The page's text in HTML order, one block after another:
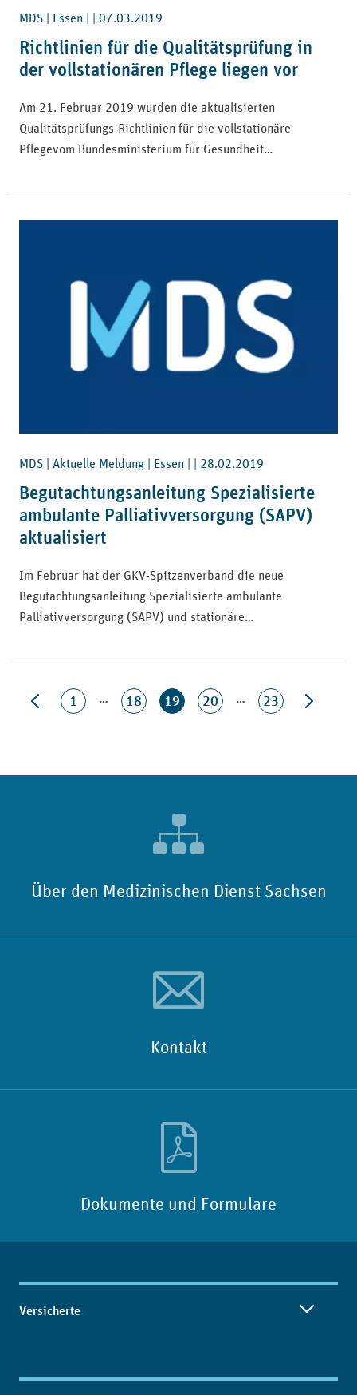
MDS | Essen | | 07.03.2019
Richtlinien für die Qualitätsprüfung in
der vollstationären Pflege liegen vor
Am 21. Februar 2019 wurden die aktualisierten
Qualitätsprüfungs-Richtlinien für die vollstationäre
Pflegevom Bundesministerium für Gesundheit…
MDS | Aktuelle Meldung | Essen | | 28.02.2019
Begutachtungsanleitung Spezialisierte
ambulante Palliativversorgung (SAPV)
aktualisiert
Im Februar hat der GKV-Spitzenverband die neue
Begutachtungsanleitung Spezialisierte ambulante
Palliativversorgung (SAPV) und stationäre…
1 … 18 19 20 … 23
Über den Medizinischen Dienst Sachsen
Kontakt
Dokumente und Formulare
Inhaltsübersicht
Versicherte